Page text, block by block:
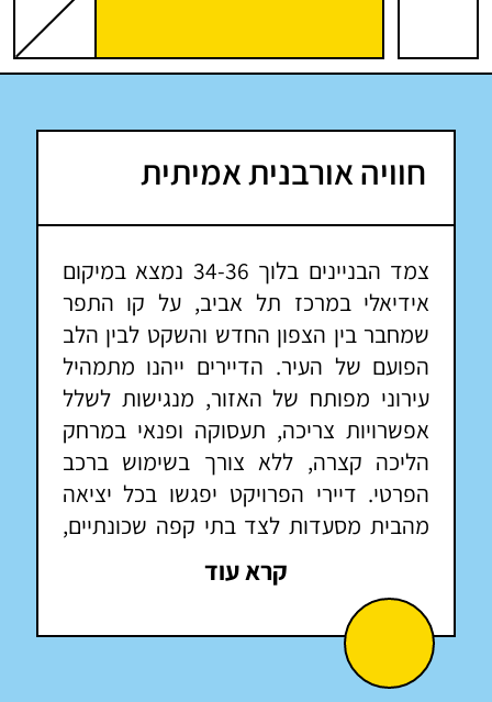
חוויה אורבנית אמיתית
צמד הבניינים בלוך 34-36 נמצא במיקום
אידיאלי במרכז תל אביב, על קו התפר
שמחבר בין הצפון החדש והשקט לבין הלב
הפועם של העיר. הדיירים ייהנו מתמהיל
עירוני מפותח של האזור, מנגישות לשלל
אפשרויות צריכה, תעסוקה ופנאי במרחק
הליכה קצרה, ללא צורך בשימוש ברכב
הפרטי. דיירי הפרויקט יפגשו בכל יציאה
מהבית מסעדות לצד בתי קפה שכונתיים,
חנויות בוטיק אופנתיות למול חנויות ותיקות
ושפע של בתי עסק. במרחק שתי דקות
הליכה מהפרויקט ממוקם הקאנטרי העירוני
החדש אשר כולל בריכות שחייה לצד מתקני
ספא, חדר כושר ושיעורי ספורט.
קרא עוד